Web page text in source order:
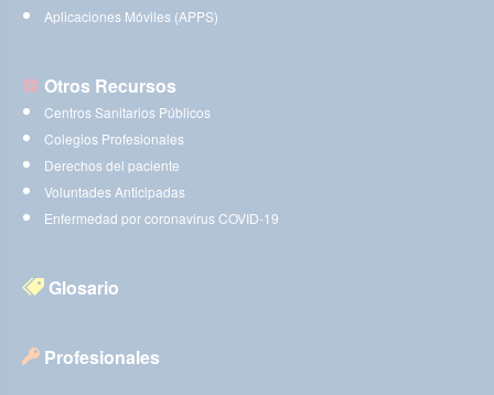
Aplicaciones Móviles (APPS)
Otros Recursos
Centros Sanitarios Públicos
Colegios Profesionales
Derechos del paciente
Voluntades Anticipadas
Enfermedad por coronavirus COVID-19
Glosario
Profesionales